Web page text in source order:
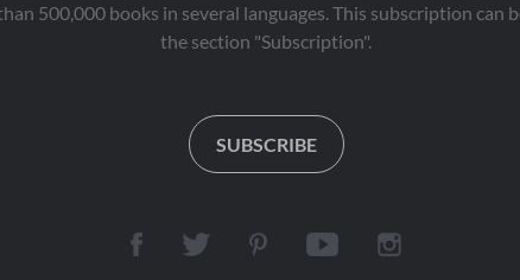
500,000 books in several languages. This subscription can
the section "Subscription".
SUBSCRIBE